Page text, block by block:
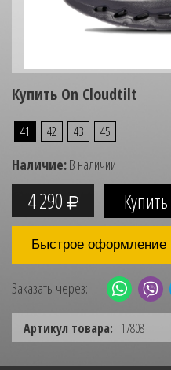
Купить On Cloudtilt
41 42 43 45
Наличие:В наличии
4 290
Быстрое оформление
Заказать через:
Артикул товара: 17808